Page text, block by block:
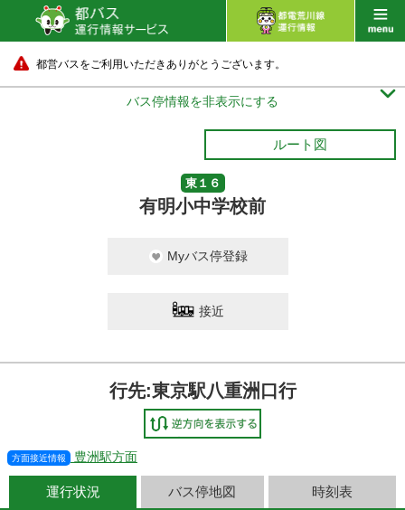
都営バスをご利用いただきありがとうございます。
バス停情報を非表示にする 
ルート図
東１６
有明小中学校前
Myバス停登録
接近
行先:東京駅八重洲口行
方面接近情報 豊洲駅方面
運行状況 バス停地図 時刻表